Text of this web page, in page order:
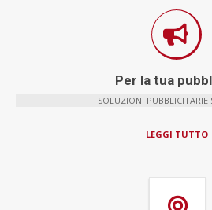
Per la tua
SOLUZIONI PUBBLICITARIE
LEGGI TUTTO